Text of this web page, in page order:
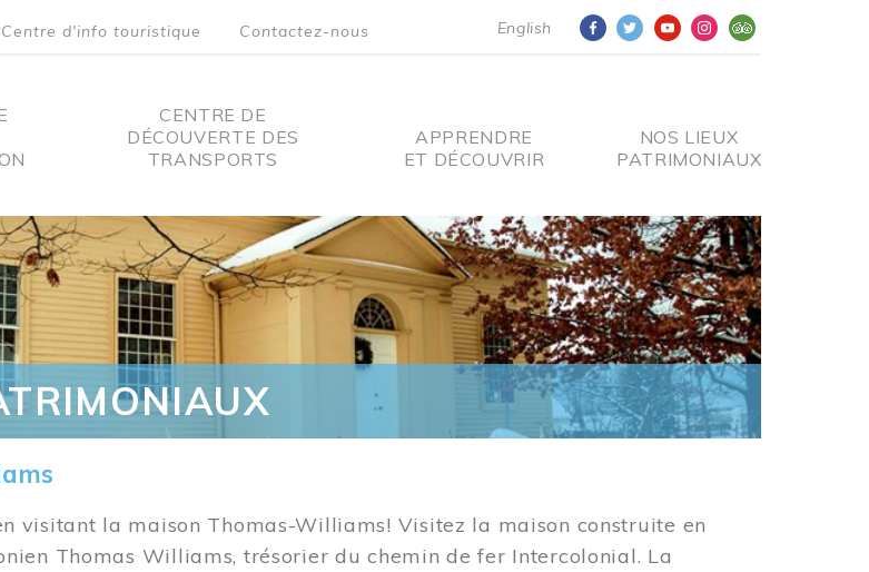
English
Centre d'info touristique Contactez-nous
CENTRE DE
DÉCOUVERTE DES
TRANSPORTS
APPRENDRE
ET DÉCOUVRIR
NOS LIEUX
PATRIMONIAUX
visitant la maison Thomas-Williams! Visitez la maison construite en
Thomas Williams, trésorier du chemin de fer Intercolonial. La